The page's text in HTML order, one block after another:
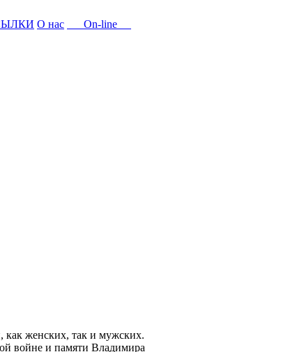
О нас On-line
как женских, так и мужских.
войне и памяти Владимира